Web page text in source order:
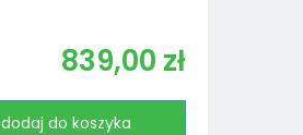
839,00 zł
dodaj do koszyka